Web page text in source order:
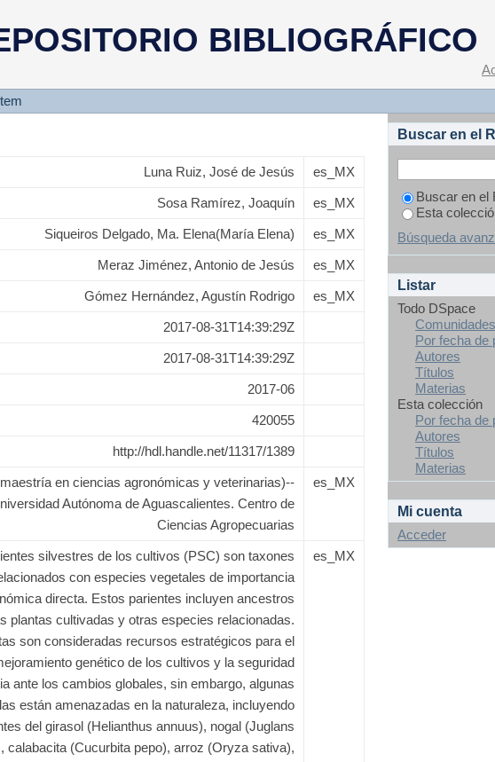
BIBLIOGRÁFICO
actual de las especies silvestres
en el Estado de Aguascalientes
Luna Ruiz, José de Jesús es_MX
Sosa Ramírez, Joaquín es_MX
Siqueiros Delgado, Ma. Elena(María Elena) es_MX
Meraz Jiménez, Antonio de Jesús es_MX
Gómez Hernández, Agustín Rodrigo es_MX
2017-08-31T14:39:29Z
2017-08-31T14:39:29Z
2017-06
420055
http://hdl.handle.net/11317/1389
en ciencias agronómicas y veterinarias)--
Autónoma de Aguascalientes. Centro de
Ciencias Agropecuarias
es_MX
silvestres de los cultivos (PSC) son taxones
con especies vegetales de importancia
directa. Estos parientes incluyen ancestros
plantas cultivadas y otras especies relacionadas.
son consideradas recursos estratégicos para el
genético de los cultivos y la seguridad
ante los cambios globales, sin embargo, algunas
están amenazadas en la naturaleza, incluyendo
del girasol (Helianthus annuus), nogal (Juglans
calabacita (Cucurbita pepo), arroz (Oryza sativa),
es_MX
Buscar en el
Buscar en el
Esta
Búsqueda
Listar
Todo DSpace
Por fecha de
Autores
Títulos
Materias
Esta colección
Por fecha de
Autores
Títulos
Materias
Mi cuenta
Acceder